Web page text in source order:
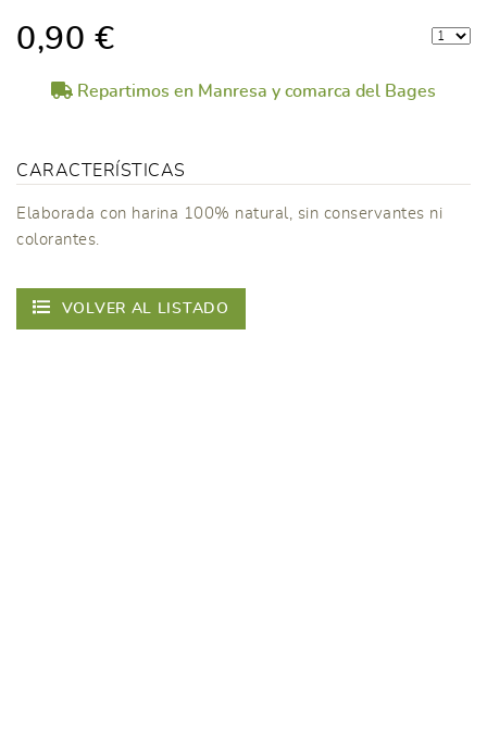
0,90 €
Repartimos en Manresa y comarca del Bages
CARACTERÍSTICAS
Elaborada con harina 100% natural, sin conservantes ni
colorantes.
VOLVER AL LISTADO